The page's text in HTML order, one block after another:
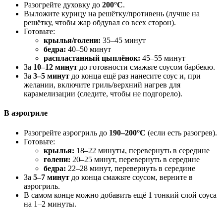
Разогрейте духовку до 200°C.
Выложите курицу на решётку/противень (лучше на
решётку, чтобы жар обдувал со всех сторон).
Готовьте:
крылья/голени: 35–45 минут
бедра: 40–50 минут
распластанный цыплёнок: 45–55 минут
За 10–12 минут до готовности смажьте соусом барбекю.
За 3–5 минут до конца ещё раз нанесите соус и, при
желании, включите гриль/верхний нагрев для
карамелизации (следите, чтобы не подгорело).
В аэрогриле
Разогрейте аэрогриль до 190–200°C (если есть разогрев).
Готовьте:
крылья: 18–22 минуты, перевернуть в середине
голени: 20–25 минут, перевернуть в середине
бедра: 22–28 минут, перевернуть в середине
За 5–7 минут до конца смажьте соусом, верните в
аэрогриль.
В самом конце можно добавить ещё 1 тонкий слой соуса
на 1–2 минуты.